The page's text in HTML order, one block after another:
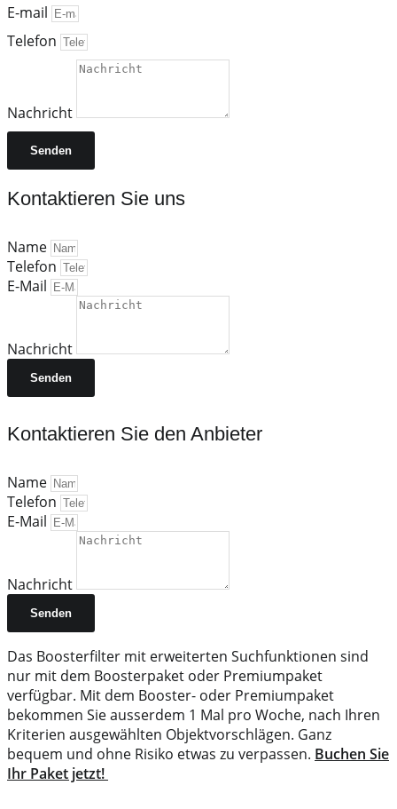
E-mail
Telefon
Nachricht
Senden
Kontaktieren Sie uns
Name
Telefon
E-Mail
Nachricht
Senden
Kontaktieren Sie den Anbieter
Name
Telefon
E-Mail
Nachricht
Senden
Das Boosterfilter mit erweiterten Suchfunktionen sind
nur mit dem Boosterpaket oder Premiumpaket
verfügbar. Mit dem Booster- oder Premiumpaket
bekommen Sie ausserdem 1 Mal pro Woche, nach Ihren
Kriterien ausgewählten Objektvorschlägen. Ganz
bequem und ohne Risiko etwas zu verpassen. Buchen Sie
Ihr Paket jetzt!